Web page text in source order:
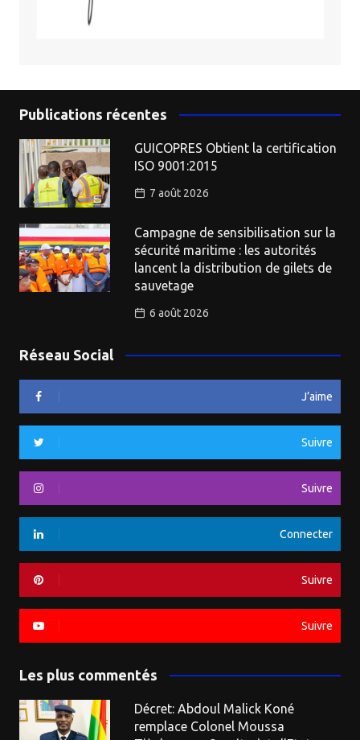
Publications récentes
GUICOPRES Obtient la certification
ISO 9001:2015
7 août 2026
Campagne de sensibilisation sur la
sécurité maritime : les autorités
lancent la distribution de gilets de
sauvetage
6 août 2026
Réseau Social
J’aime
Suivre
Suivre
Connecter
Suivre
Suivre
Les plus commentés
Décret: Abdoul Malick Koné
remplace Colonel Moussa